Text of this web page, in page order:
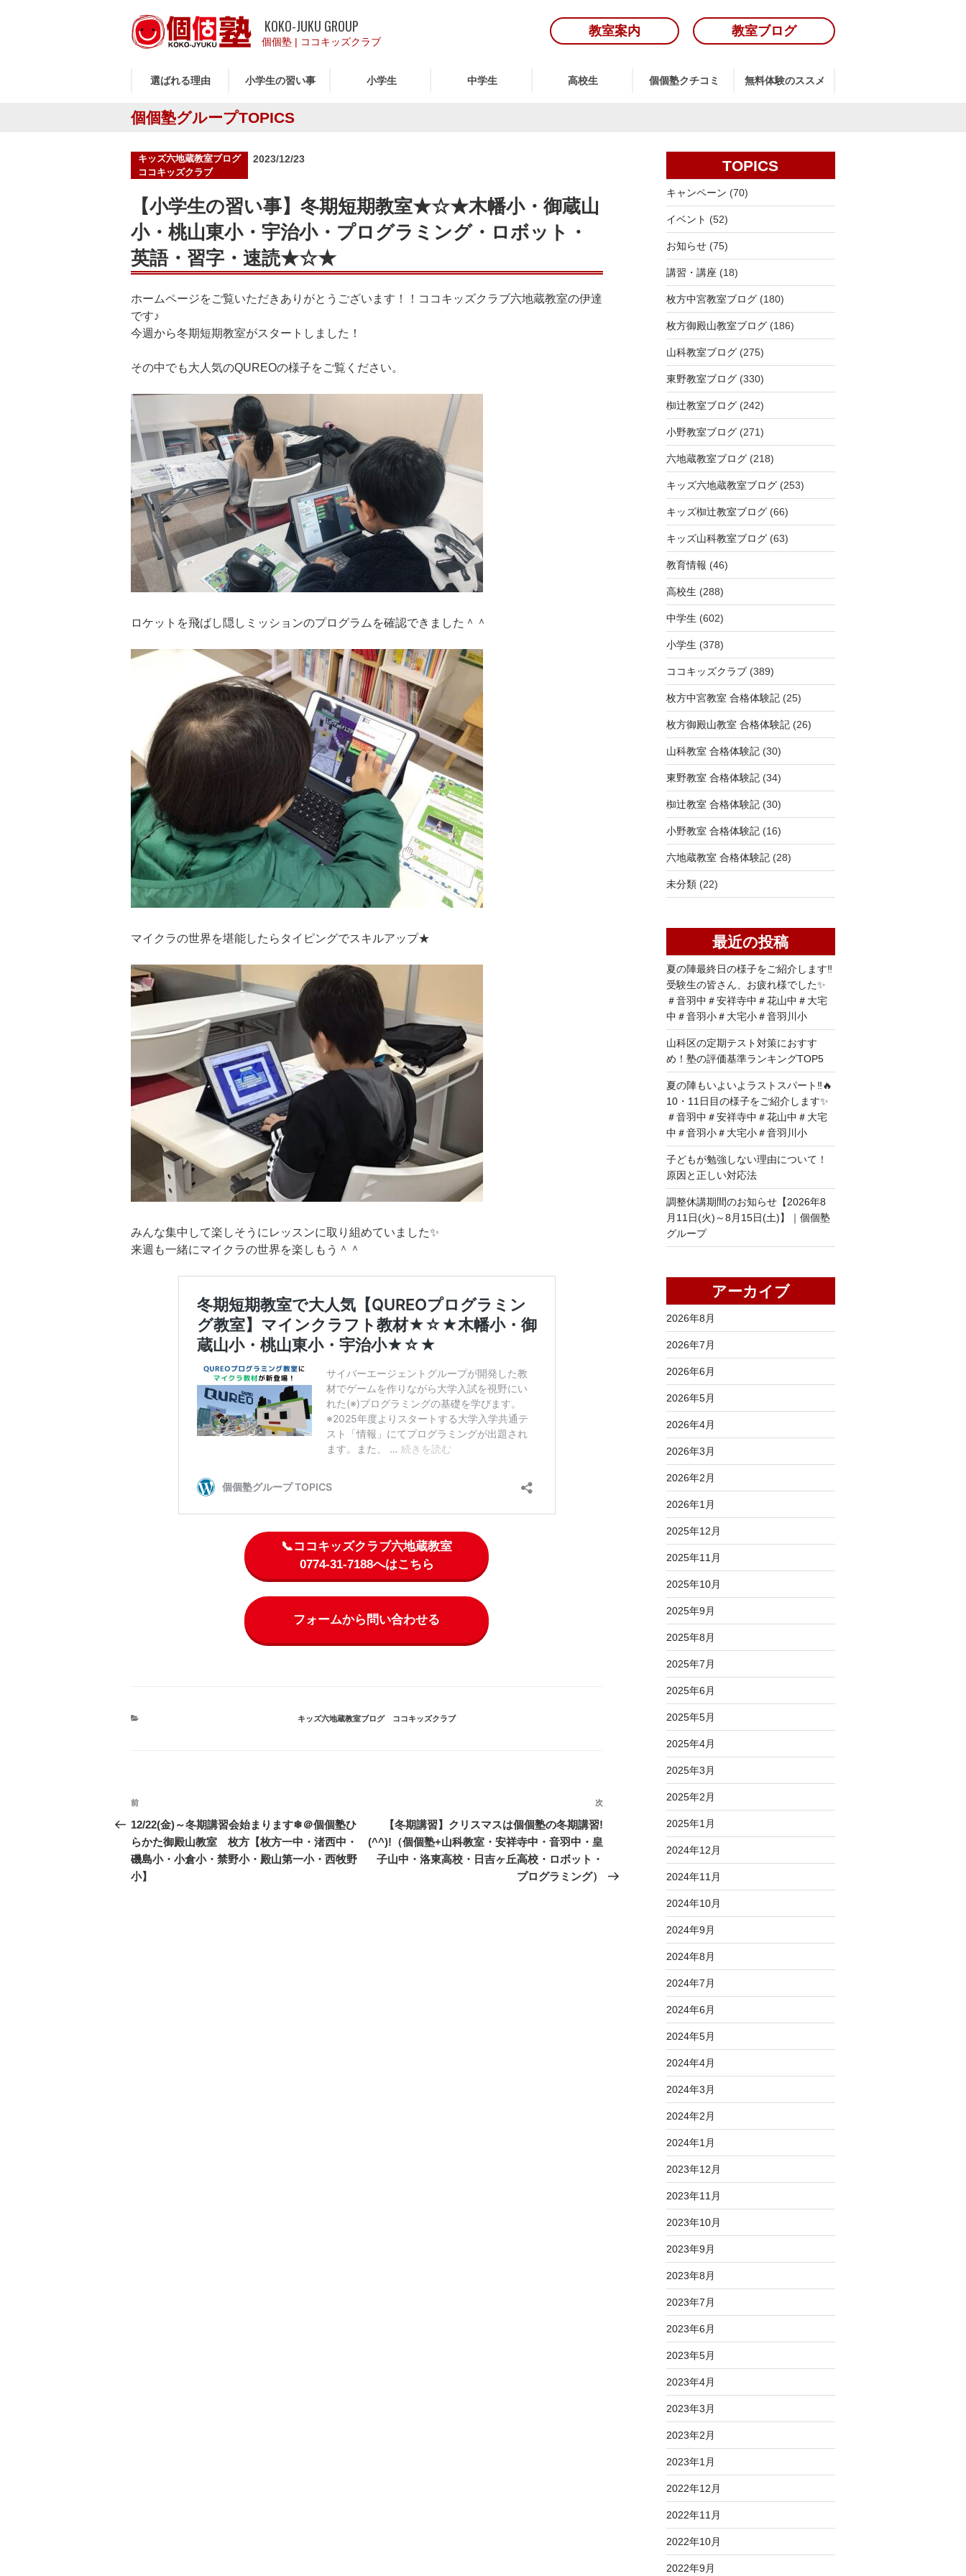
KOKO-JUKU GROUP
個個塾 | ココキッズクラブ
教室案内 教室ブログ
選ばれる理由 小学生の習い事 小学生 中学生 高校生 個個塾クチコミ 無料体験のススメ
個個塾グループTOPICS
投
2023/12/23
キッズ六地蔵教室ブログ
ココキッズクラブ
【小学生の習い事】冬期短期教室★☆★木幡小・御蔵山
小・桃山東小・宇治小・プログラミング・ロボット・
英語・習字・速読★☆★
ホームページをご覧いただきありがとうございます！！ココキッズクラブ六地蔵教室の伊達
です♪
今週から冬期短期教室がスタートしました！
その中でも大人気のQUREOの様子をご覧ください。
ロケットを飛ばし隠しミッションのプログラムを確認できました＾＾
マイクラの世界を堪能したらタイピングでスキルアップ★
みんな集中して楽しそうにレッスンに取り組めていました✨
来週も一緒にマイクラの世界を楽しもう＾＾
📞ココキッズクラブ六地蔵教室
0774-31-7188へはこちら
フォームから問い合わせる
カ
キッズ六地蔵教室ブログ、 ココキッズクラブ
投
稿
ナ
ビ
前
の
投
稿
前
12/22(金)～冬期講習会始まります❄＠個個塾ひ
らかた御殿山教室 枚方【枚方一中・渚西中・
磯島小・小倉小・禁野小・殿山第一小・西牧野
小】
次
の
投
次
【冬期講習】クリスマスは個個塾の冬期講習!
(^^)!（個個塾+山科教室・安祥寺中・音羽中・皇
子山中・洛東高校・日吉ヶ丘高校・ロボット・
プログラミング）
TOPICS
キャンペーン (70)
イベント (52)
お知らせ(75)
講習・講座 (18)
枚方中宮教室ブログ(180)
枚方御殿山教室ブログ(186)
山科教室ブログ(275)
東野教室ブログ(330)
椥辻教室ブログ(242)
小野教室ブログ(271)
六地蔵教室ブログ(218)
キッズ六地蔵教室ブログ(253)
キッズ椥辻教室ブログ(66)
キッズ山科教室ブログ(63)
教育情報 (46)
高校生 (288)
中学生 (602)
小学生 (378)
ココキッズクラブ(389)
枚方中宮教室 合格体験記(25)
枚方御殿山教室 合格体験記(26)
山科教室 合格体験記(30)
東野教室 合格体験記(34)
椥辻教室 合格体験記(30)
小野教室 合格体験記(16)
六地蔵教室 合格体験記(28)
未分類(22)
最近の投稿
夏の陣最終日の様子をご紹介します‼
受験生の皆さん、お疲れ様でした✨
＃音羽中＃安祥寺中＃花山中＃大宅
中＃音羽小＃大宅小＃音羽川小
山科区の定期テスト対策におすす
め！塾の評価基準ランキングTOP5
夏の陣もいよいよラストスパート‼🔥
10・11日目の様子をご紹介します✨
＃音羽中＃安祥寺中＃花山中＃大宅
中＃音羽小＃大宅小＃音羽川小
子どもが勉強しない理由について！
原因と正しい対応法
調整休講期間のお知らせ【2026年8
月11日(火)～8月15日(土)】｜個個塾
グループ
アーカイブ
2026年8月
2026年7月
2026年6月
2026年5月
2026年4月
2026年3月
2026年2月
2026年1月
2025年12月
2025年11月
2025年10月
2025年9月
2025年8月
2025年7月
2025年6月
2025年5月
2025年4月
2025年3月
2025年2月
2025年1月
2024年12月
2024年11月
2024年10月
2024年9月
2024年8月
2024年7月
2024年6月
2024年5月
2024年4月
2024年3月
2024年2月
2024年1月
2023年12月
2023年11月
2023年10月
2023年9月
2023年8月
2023年7月
2023年6月
2023年5月
2023年4月
2023年3月
2023年2月
2023年1月
2022年12月
2022年11月
2022年10月
2022年9月